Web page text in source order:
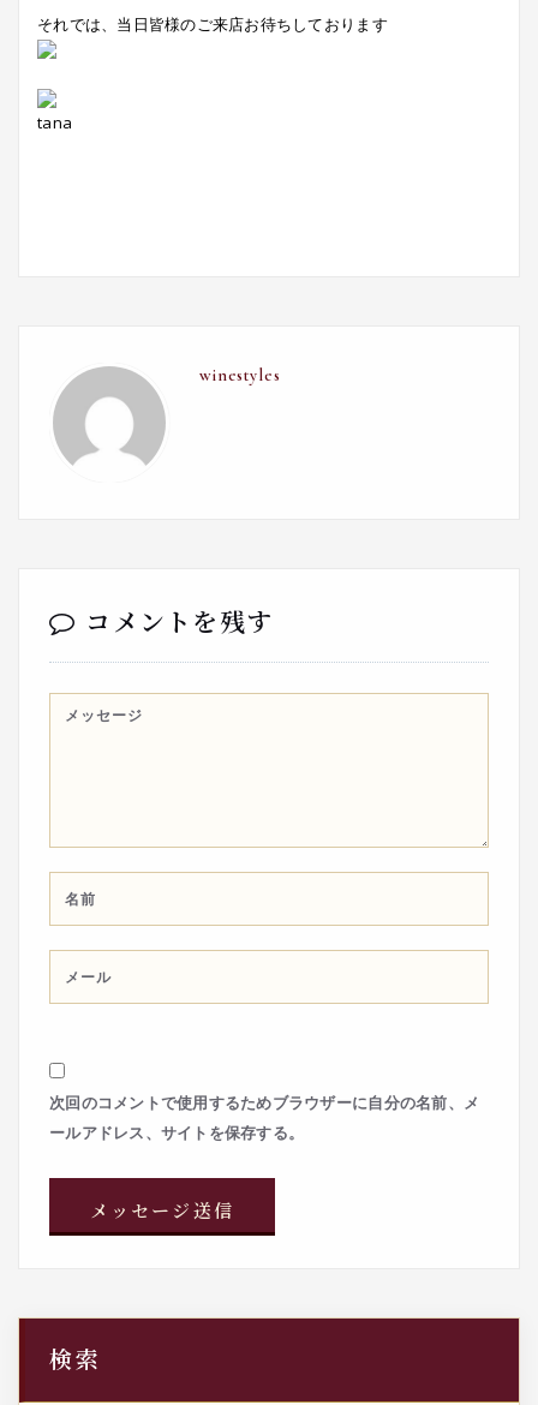
それでは、当日皆様のご来店お待ちしております
tana
winestyles
コメントを残す
次回のコメントで使用するためブラウザーに自分の名前、メ
ールアドレス、サイトを保存する。
検索